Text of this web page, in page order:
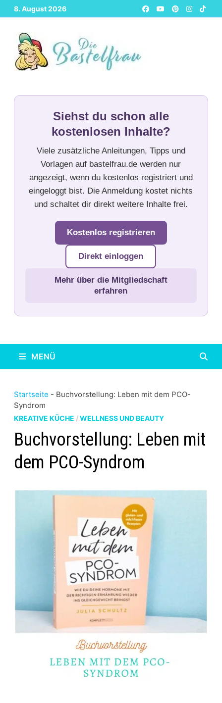
Zurück
zum
Inhalt
8. August 2026
Siehst du schon alle
kostenlosen Inhalte?
Viele zusätzliche Anleitungen, Tipps und
Vorlagen auf bastelfrau.de werden nur
angezeigt, wenn du kostenlos registriert und
eingeloggt bist. Die Anmeldung kostet nichts
und schaltet dir direkt weitere Inhalte frei.
Kostenlos registrieren
Direkt einloggen
Mehr über die Mitgliedschaft
erfahren
MENÜ
Startseite - Buchvorstellung: Leben mit dem PCO-
Syndrom
KREATIVE KÜCHE /WELLNESS UND BEAUTY
Buchvorstellung: Leben mit
dem PCO-Syndrom